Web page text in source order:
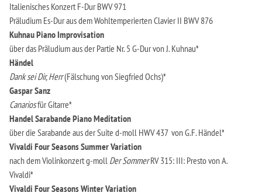
Italienisches Konzert F-Dur BWV 971
Präludium Es-Dur aus dem Wohltemperierten Clavier II BWV 876
Kuhnau Piano Improvisation
über das Präludium aus der Partie Nr. 5 G-Dur von J. Kuhnau*
Händel
Dank sei Dir, Herr(Fälschung von Siegfried Ochs)*
Gaspar Sanz
Canariosfür Gitarre*
Handel Sarabande Piano Meditation
über die Sarabande aus der Suite d-moll HWV 437 von G.F. Händel*
Vivaldi Four SeasonsSummer Variation
nach dem Violinkonzert g-moll Der SommerRV 315: III: Presto von A.
Vivaldi*
Vivaldi Four SeasonsWinter Variation